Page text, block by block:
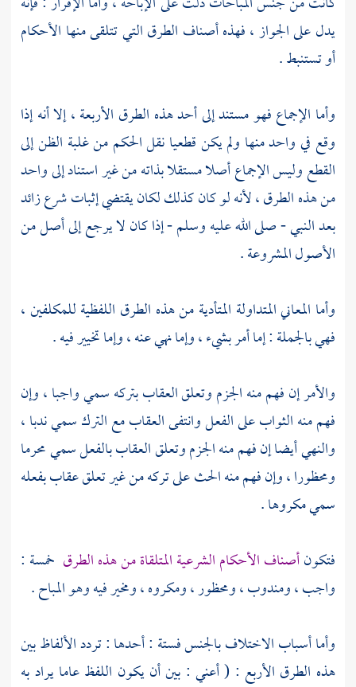
يدل على الجواز ، فهذه أصناف الطرق التي تتلقى منها الأحكام
أو تستنبط .
وأما الإجماع فهو مستند إلى أحد هذه الطرق الأربعة ، إلا أنه إذا
وقع في واحد منها ولم يكن قطعيا نقل الحكم من غلبة الظن إلى
القطع وليس الإجماع أصلا مستقلا بذاته من غير استناد إلى واحد
من هذه الطرق ، لأنه لو كان كذلك لكان يقتضي إثبات شرع زائد
بعد النبي - صلى الله عليه وسلم - إذا كان لا يرجع إلى أصل من
الأصول المشروعة .
وأما المعاني المتداولة المتأدية من هذه الطرق اللفظية للمكلفين ،
فهي بالجملة : إما أمر بشيء ، وإما نهي عنه ، وإما تخيير فيه .
والأمر إن فهم منه الجزم وتعلق العقاب بتركه سمي واجبا ، وإن
فهم منه الثواب على الفعل وانتفى العقاب مع الترك سمي ندبا ،
والنهي أيضا إن فهم منه الجزم وتعلق العقاب بالفعل سمي محرما
ومحظورا ، وإن فهم منه الحث على تركه من غير تعلق عقاب بفعله
سمي مكروها .
فتكونأصناف الأحكام الشرعية المتلقاة من هذه الطرق خمسة :
واجب ، ومندوب ، ومحظور ، ومكروه ، ومخير فيه وهو المباح .
وأما أسباب الاختلاف بالجنس فستة : أحدها : تردد الألفاظ بين
هذه الطرق الأربع : ( أعني : بين أن يكون اللفظ عاما يراد به